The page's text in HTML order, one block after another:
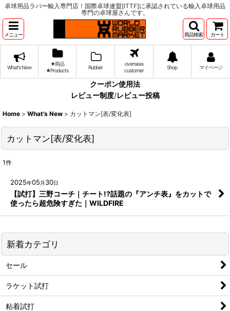
卓球用品ラバー輸入専門店！国際卓球連盟[ITTF]に承認されている輸入卓球用品
専門の卓球屋さんです。
メニュー 商品検索 カート
What's New
★商品
★Products
Rubber
overseas
customer
Shop マイページ
クーポン使用法
レビュー制度/レビュー投稿
Home > What's New > カットマン[表/変化表]
カットマン[表/変化表]
1件
2025年05 月 30日
【試打】三野コーチ｜チート!?話題の『アンチ表』をカットで
使ったら超危険すぎた｜WILDFIRE
新着カテゴリ
セール
ラケット試打
粘着試打